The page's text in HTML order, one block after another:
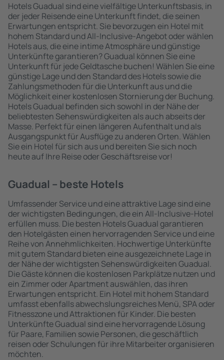
Hotels Guadual sind eine vielfältige Unterkunftsbasis, in
der jeder Reisende eine Unterkunft findet, die seinen
Erwartungen entspricht. Sie bevorzugen ein Hotel mit
hohem Standard und All-Inclusive-Angebot oder wählen
Hotels aus, die eine intime Atmosphäre und günstige
Unterkünfte garantieren? Guadual können Sie eine
Unterkunft für jede Geldtasche buchen! Wählen Sie eine
günstige Lage und den Standard des Hotels sowie die
Zahlungsmethoden für die Unterkunft aus und die
Möglichkeit einer kostenlosen Stornierung der Buchung.
Hotels Guadual befinden sich sowohl in der Nähe der
beliebtesten Sehenswürdigkeiten als auch abseits der
Masse. Perfekt für einen längeren Aufenthalt und als
Ausgangspunkt für Ausflüge zu anderen Orten. Wählen
Sie ein Hotel für sich aus und bereiten Sie sich noch
heute auf Ihre Reise oder Geschäftsreise vor!
Guadual – beste Hotels
Umfassender Service und eine attraktive Lage sind eine
der wichtigsten Bedingungen, die ein All-Inclusive-Hotel
erfüllen muss. Die besten Hotels Guadual garantieren
den Hotelgästen einen hervorragenden Service und eine
Reihe von Annehmlichkeiten. Hochwertige Unterkünfte
mit gutem Standard bieten eine ausgezeichnete Lage in
der Nähe der wichtigsten Sehenswürdigkeiten Guadual.
Die Gäste können die kostenlosen Parkplätze nutzen und
ein Zimmer oder Apartment auswählen, das ihren
Erwartungen entspricht. Ein Hotel mit hohem Standard
umfasst ebenfalls abwechslungsreiches Menü, SPA oder
Fitnesszone und Attraktionen für Kinder. Die besten
Unterkünfte Guadual sind eine hervorragende Lösung
für Paare, Familien sowie Personen, die geschäftlich
reisen oder Schulungen für ihre Mitarbeiter organisieren
möchten.